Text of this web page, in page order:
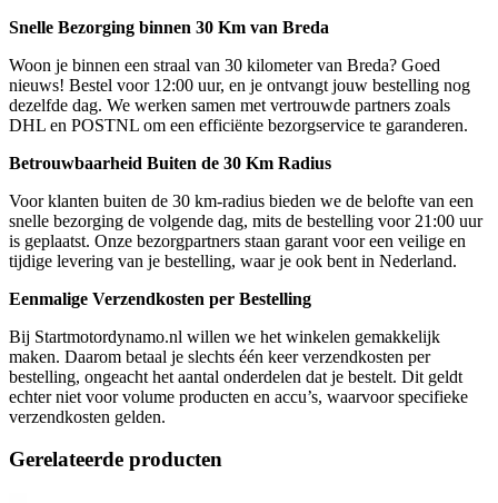
Snelle Bezorging binnen 30 Km van Breda
Woon je binnen een straal van 30 kilometer van Breda? Goed
nieuws! Bestel voor 12:00 uur, en je ontvangt jouw bestelling nog
dezelfde dag. We werken samen met vertrouwde partners zoals
DHL en POSTNL om een efficiënte bezorgservice te garanderen.
Betrouwbaarheid Buiten de 30 Km Radius
Voor klanten buiten de 30 km-radius bieden we de belofte van een
snelle bezorging de volgende dag, mits de bestelling voor 21:00 uur
is geplaatst. Onze bezorgpartners staan garant voor een veilige en
tijdige levering van je bestelling, waar je ook bent in Nederland.
Eenmalige Verzendkosten per Bestelling
Bij Startmotordynamo.nl willen we het winkelen gemakkelijk
maken. Daarom betaal je slechts één keer verzendkosten per
bestelling, ongeacht het aantal onderdelen dat je bestelt. Dit geldt
echter niet voor volume producten en accu’s, waarvoor specifieke
verzendkosten gelden.
Gerelateerde producten